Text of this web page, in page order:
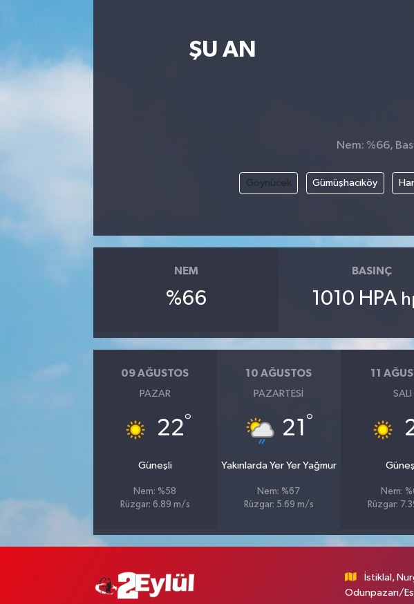
ŞU AN
Nem: %66,
Göynücek Gümüşhacıköy
NEM
%66
BASINÇ
1010 HPA
09 AĞUSTOS
PAZAR
22°
Güneşli
Nem: %58
Rüzgar: 6.89 m/s
10 AĞUSTOS
PAZARTESI
21 °
Yakınlarda Yer Yer Yağmur
Nem: %67
Rüzgar: 5.69 m/s
11
SALI
Nem:
Rüzgar:
İstiklal,
Odunpazarı/